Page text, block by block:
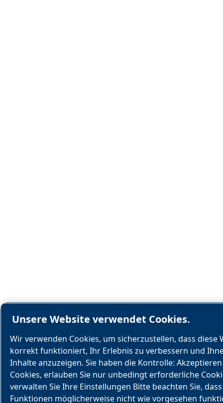
Unsere Website verwendet Cookies.
Wir verwenden Cookies, um sicherzustellen, dass diese
korrekt funktioniert, Ihr Erlebnis zu verbessern und
Inhalte anzuzeigen. Sie haben die Kontrolle: Akzeptieren
Cookies, erlauben Sie nur unbedingt erforderliche
verwalten Sie Ihre Einstellungen Bitte beachten Sie,
Funktionen möglicherweise nicht wie vorgesehen